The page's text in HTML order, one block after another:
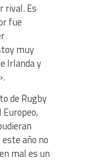
rival. Es
fue
muy
Irlanda y
de Rugby
año no
mal es un